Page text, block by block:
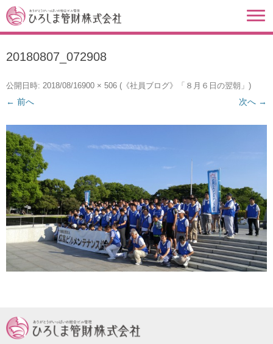
20180807_072908
公開日時: 2018/08/16900 × 506 ( 《社員ブログ》「８月６日の翌朝」 )
← 前へ 次へ →